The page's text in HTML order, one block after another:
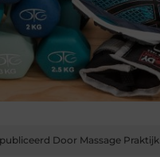
Door Massage